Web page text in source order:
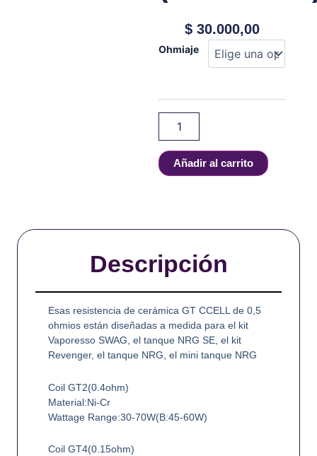
$30.000,00
Ohmiaje
Resistencia
Core
(3Pcs/Pack)
cantidad
Añadir al carrito
Descripción
Esas resistencia de cerámica GT CCELL de 0,5
ohmios están diseñadas a medida para el kit
Vaporesso SWAG, el tanque NRG SE, el kit
Revenger, el tanque NRG, el mini tanque NRG
Coil GT2(0.4ohm)
Material:Ni-Cr
Wattage Range:30-70W(B:45-60W)
Coil GT4(0.15ohm)